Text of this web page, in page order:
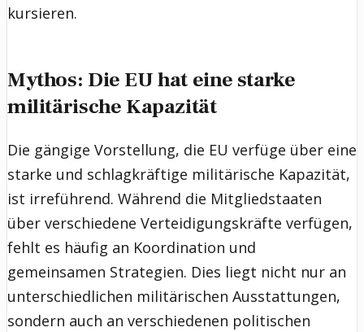
kursieren.
Mythos: Die EU hat eine starke
militärische Kapazität
Die gängige Vorstellung, die EU verfüge über eine
starke und schlagkräftige militärische Kapazität,
ist irreführend. Während die Mitgliedstaaten
über verschiedene Verteidigungskräfte verfügen,
fehlt es häufig an Koordination und
gemeinsamen Strategien. Dies liegt nicht nur an
unterschiedlichen militärischen Ausstattungen,
sondern auch an verschiedenen politischen